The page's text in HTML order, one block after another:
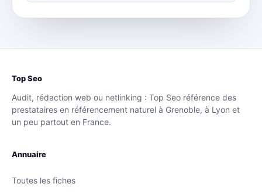
Top Seo
Audit, rédaction web ou netlinking : Top Seo référence des
prestataires en référencement naturel à Grenoble, à Lyon et
un peu partout en France.
Annuaire
Toutes les fiches